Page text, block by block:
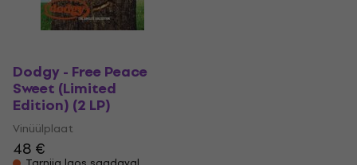
Dodgy - Free Peace
Sweet (Limited
Edition) (2 LP)
Vinüülplaat
48 €